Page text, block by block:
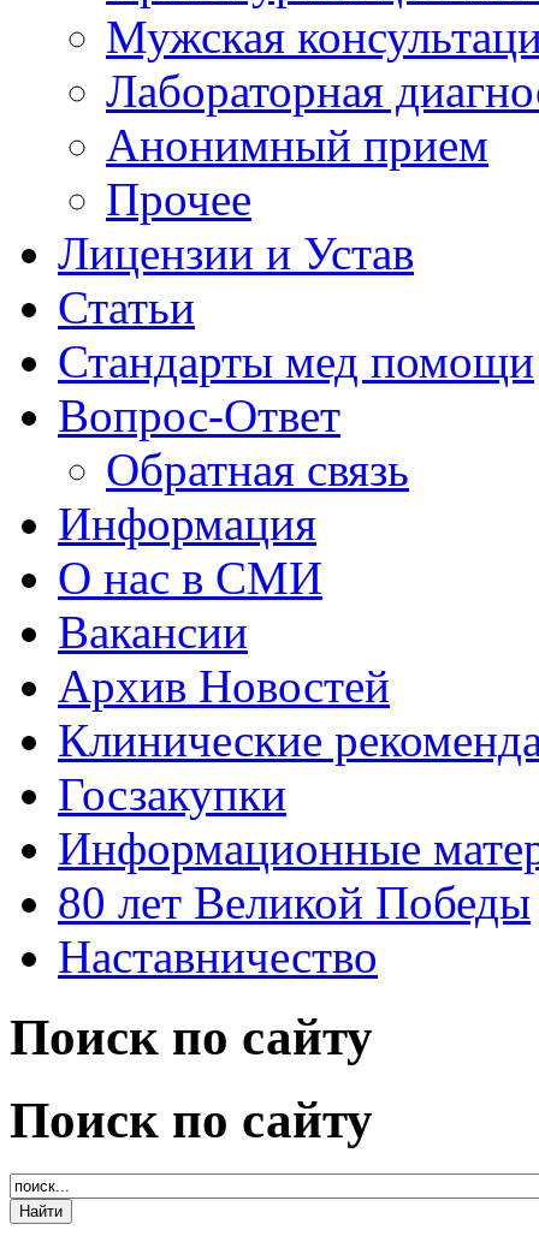
Мужская
Лабораторная
Анонимный прием
Прочее
Лицензии и Устав
Статьи
Стандарты мед помощи
Вопрос-Ответ
Обратная связь
Информация
О нас в СМИ
Вакансии
Архив Новостей
Клинические
Госзакупки
Информационные
80 лет Великой Победы
Наставничество
Поиск по сайту
Поиск по сайту